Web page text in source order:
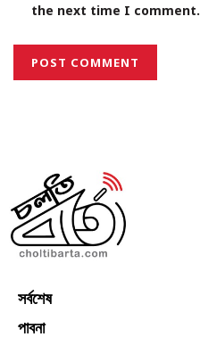
the next time I comment.
সর্বশেষ
পাবনা